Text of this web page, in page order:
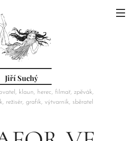
Jiří Suchý
klaun, herec, filmař, zpěvák,
režisér, grafik, výtvarník, sběratel